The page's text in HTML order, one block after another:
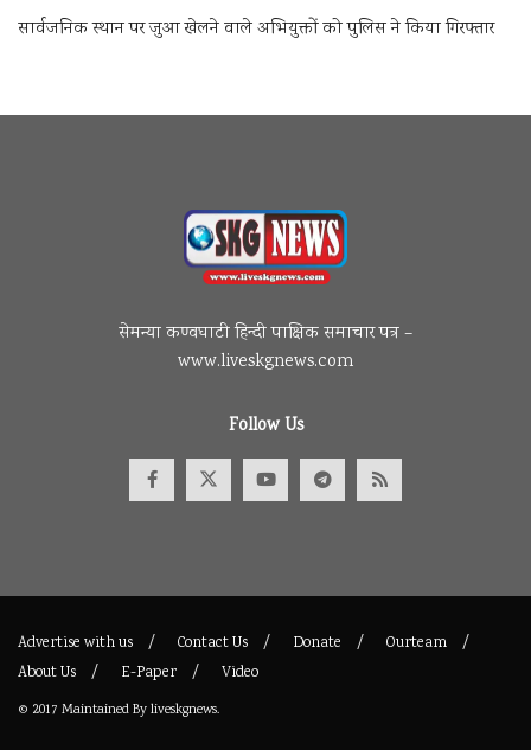
सार्वजनिक स्थान पर जुआ खेलने वाले अभियुक्तों को पुलिस ने किया गिरफ्तार
सेमन्या कण्वघाटी हिन्दी पाक्षिक समाचार पत्र –
www.liveskgnews.com
Follow Us
Advertise with us Contact Us Donate
Ourteam
About Us
E-Paper Video
© 2017 Maintained Byliveskgnews.